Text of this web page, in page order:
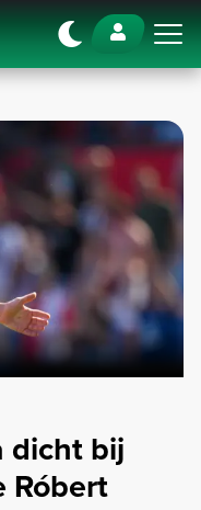
dicht bij
Róbert